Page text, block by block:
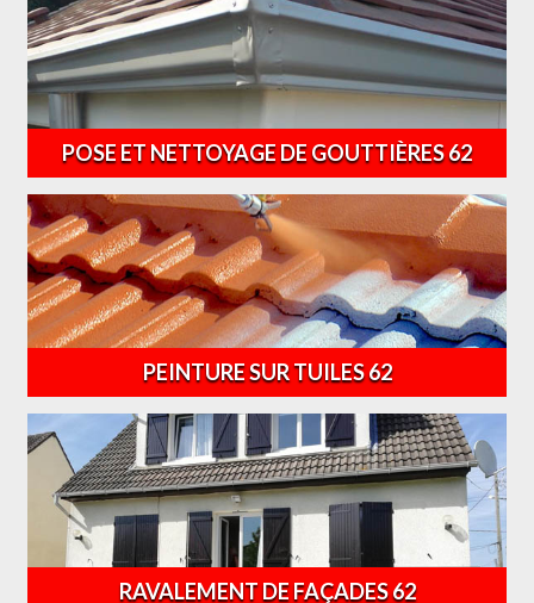
POSE ET NETTOYAGE DE GOUTTIÈRES 62
PEINTURE SUR TUILES 62
RAVALEMENT DE FAÇADES 62